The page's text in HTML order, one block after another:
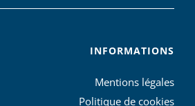
INFORMATIONS
Mentions légales
Politique de cookies